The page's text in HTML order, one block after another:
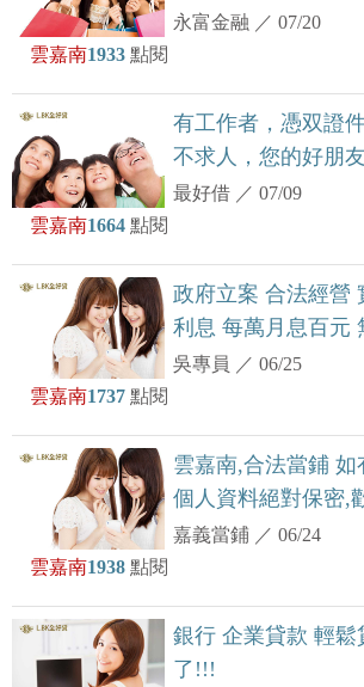
永富金融 ／07/20
雲嘉南1933 點閱
有工作者，憑双證
不求人，您的好朋友
最好借 ／07/09
雲嘉南1664 點閱
政府立案 合法經營
利息 每萬月息百元
吳專員 ／06/25
雲嘉南1737 點閱
雲嘉南,合法當鋪
個人資料絕對保密,
嘉義當鋪 ／06/24
雲嘉南1938 點閱
銀行 企業貸款 輕鬆
了!!!